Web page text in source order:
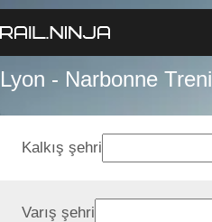
Lyon - Narbonne Treni
Kalkış şehri
Varış şehri